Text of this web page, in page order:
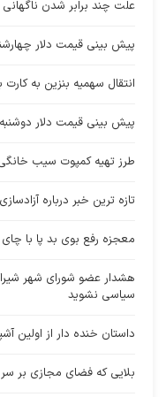
علت چند برابر شدن
پیش بینی قیمت دلار چهارشنبه 13 مرداد
انتقال سهمیه بنزین به کارت
پیش بینی قیمت دلار دوشنبه 12 مرداد 1405
طرز تهیه کمپوت سیب
تازه ترین خبر درباره آزادسازی
معجزه رفع بوی بد پا با
هشدار عضو شورای شهر
سیاسی نشوید
داستان خنده دار از اولین
بلایی که فضای مجازی بر